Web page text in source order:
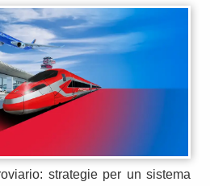
strategie per un sistema